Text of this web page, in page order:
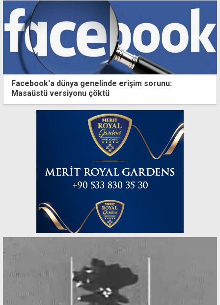
Facebook'a dünya genelinde erişim sorunu:
Masaüstü versiyonu çöktü